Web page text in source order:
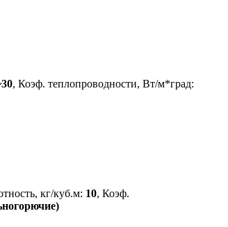
, Коэф. теплопроводности, Вт/м*град:
кг/куб.м: 10, Коэф.